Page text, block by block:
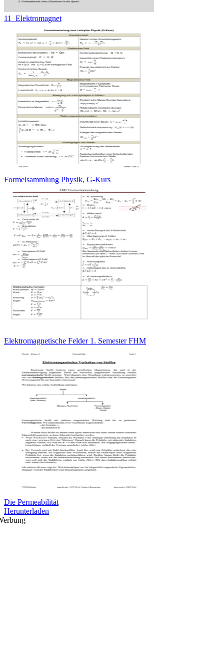
11_Elektromagnet
Formelsammlung Physik, G-Kurs
Elektromagnetische Felder 1. Semester FHM
Die Permeabilität
Herunterladen